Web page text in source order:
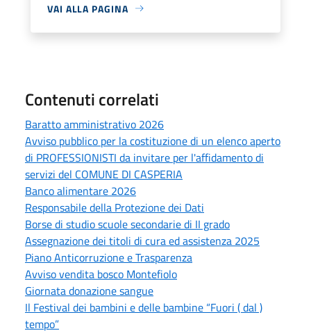
VAI ALLA PAGINA
Contenuti correlati
Baratto amministrativo 2026
Avviso pubblico per la costituzione di un elenco aperto
di PROFESSIONISTI da invitare per l'affidamento di
servizi del COMUNE DI CASPERIA
Banco alimentare 2026
Responsabile della Protezione dei Dati
Borse di studio scuole secondarie di II grado
Assegnazione dei titoli di cura ed assistenza 2025
Piano Anticorruzione e Trasparenza
Avviso vendita bosco Montefiolo
Giornata donazione sangue
Il Festival dei bambini e delle bambine “Fuori ( dal )
tempo”